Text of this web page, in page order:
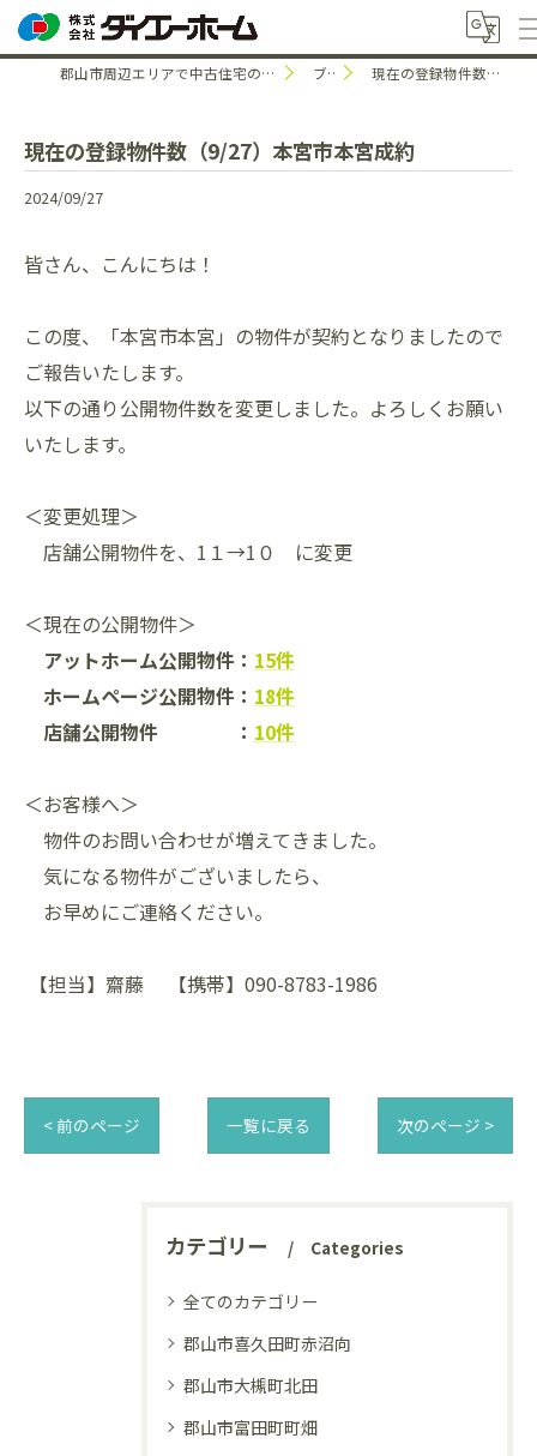
郡山市周辺エリアで中古住宅のことなら株式会社ダイエーホーム ブログ 現在の登録物件数（9/27）本宮市本宮成約
現在の登録物件数（9/27）本宮市本宮成約
2024/09/27
皆さん、こんにちは！
この度、「本宮市本宮」の物件が契約となりましたので
ご報告いたします。
以下の通り公開物件数を変更しました。よろしくお願い
いたします。
＜変更処理＞
店舗公開物件を、1１→1０ に変更
＜現在の公開物件＞
アットホーム公開物件： 15件
ホームページ公開物件： 18件
店舗公開物件 ： 10件
＜お客様へ＞
物件のお問い合わせが増えてきました。
気になる物件がございましたら、
お早めにご連絡ください。
【担当】齋藤 【携帯】090-8783-1986
< 前のページ 一覧に戻る 次のページ >
カテゴリー Categories
全てのカテゴリー
郡山市喜久田町赤沼向
郡山市大槻町北田
郡山市富田町町畑